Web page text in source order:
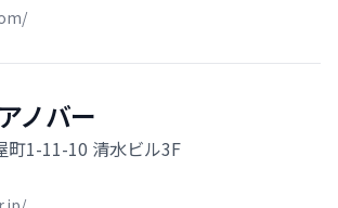
ノバー
町1-11-10 清水ビル3F